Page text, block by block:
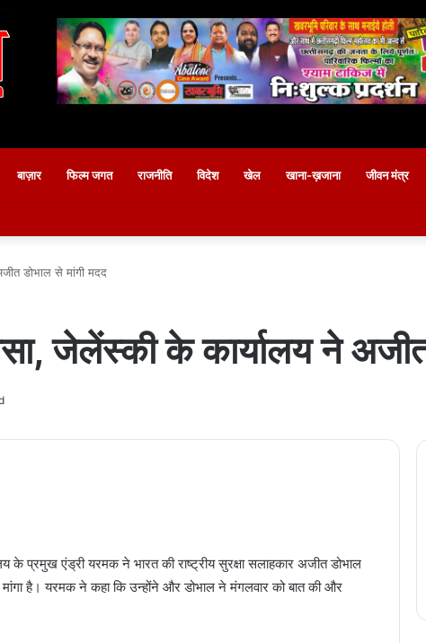
बाज़ार फिल्म जगत राजनीति विदेश खेल खाना-ख़जाना जीवन मंत्र
डोभाल से मांगी मदद
जेलेंस्की के कार्यालय ने
प्रमुख एंड्री यरमक ने भारत की राष्ट्रीय सुरक्षा सलाहकार अजीत डोभाल
है। यरमक ने कहा कि उन्होंने और डोभाल ने मंगलवार को बात की और